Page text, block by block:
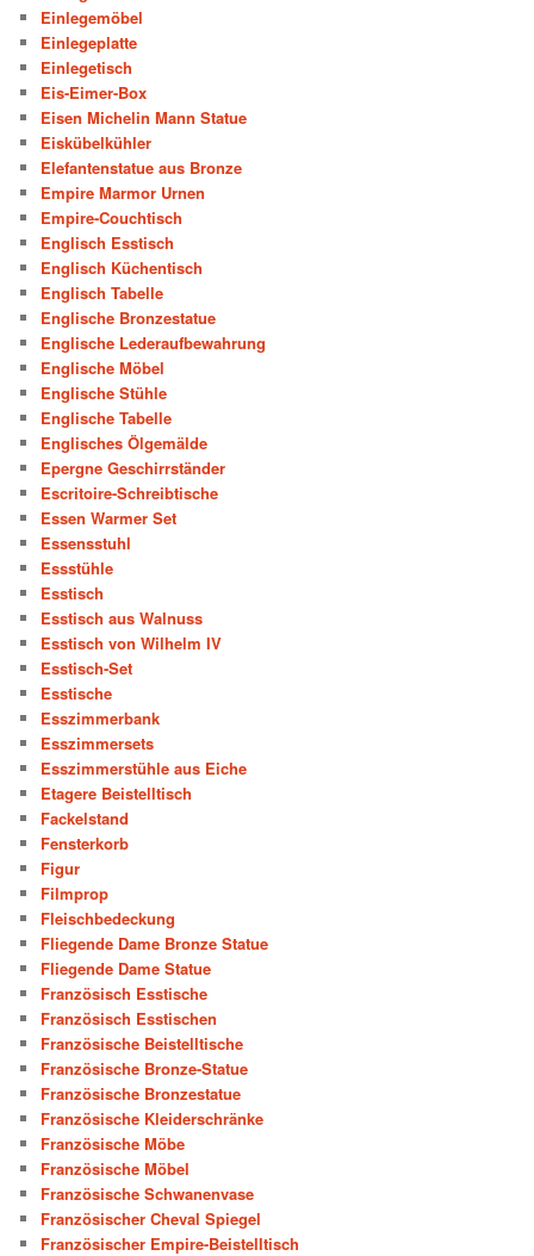
Einlegemöbel
Einlegeplatte
Einlegetisch
Eis-Eimer-Box
Eisen Michelin Mann Statue
Eiskübelkühler
Elefantenstatue aus Bronze
Empire Marmor Urnen
Empire-Couchtisch
Englisch Esstisch
Englisch Küchentisch
Englisch Tabelle
Englische Bronzestatue
Englische Lederaufbewahrung
Englische Möbel
Englische Stühle
Englische Tabelle
Englisches Ölgemälde
Epergne Geschirrständer
Escritoire-Schreibtische
Essen Warmer Set
Essensstuhl
Essstühle
Esstisch
Esstisch aus Walnuss
Esstisch von Wilhelm IV
Esstisch-Set
Esstische
Esszimmerbank
Esszimmersets
Esszimmerstühle aus Eiche
Etagere Beistelltisch
Fackelstand
Fensterkorb
Figur
Filmprop
Fleischbedeckung
Fliegende Dame Bronze Statue
Fliegende Dame Statue
Französisch Esstische
Französisch Esstischen
Französische Beistelltische
Französische Bronze-Statue
Französische Bronzestatue
Französische Kleiderschränke
Französische Möbe
Französische Möbel
Französische Schwanenvase
Französischer Cheval Spiegel
Französischer Empire-Beistelltisch